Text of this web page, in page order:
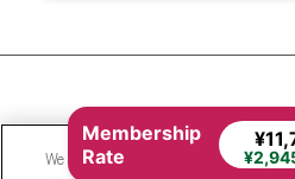
相鉄ホテルズ 公式SNS
We use cookies to improve your
Membership
Rate